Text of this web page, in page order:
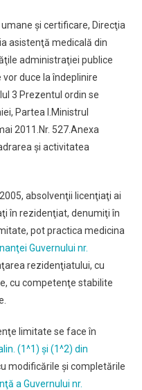
şi certificare, Direcţia
asistenţă medicală din
administraţiei publice
duce la îndeplinire
3 Prezentul ordin se
Partea I.
Ministrul
2011. Nr. 527.Anexa
şi activitatea
absolvenţii licenţiaţi ai
în rezidenţiat, denumiţi în
pot practica medicina
Guvernului nr.
rezidenţiatului, cu
cu competenţe stabilite
limitate se face în
(1^1) şi (1^2) din
modificările şi completările
a Guvernului nr.